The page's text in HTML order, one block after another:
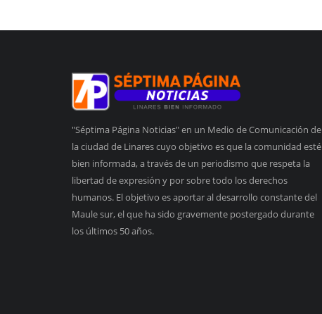
"Séptima Página Noticias" en un Medio de Comunicación de
la ciudad de Linares cuyo objetivo es que la comunidad esté
bien informada, a través de un periodismo que respeta la
libertad de expresión y por sobre todo los derechos
humanos. El objetivo es aportar al desarrollo constante del
Maule sur, el que ha sido gravemente postergado durante
los últimos 50 años.